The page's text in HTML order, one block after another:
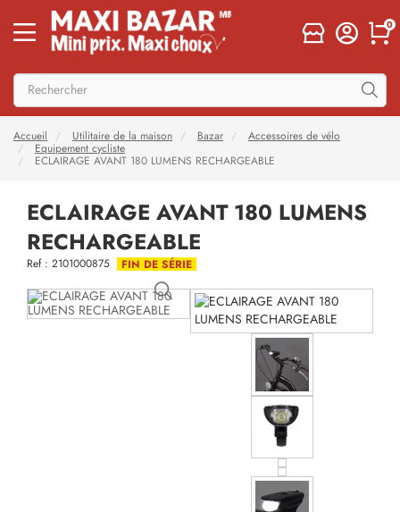
0
Accueil Utilitaire de la maison Bazar
Accessoires de vélo
Equipement cycliste
ECLAIRAGE AVANT 180 LUMENS RECHARGEABLE
ECLAIRAGE AVANT 180 LUMENS
RECHARGEABLE
Ref : 2101000875 FIN DE SÉRIE